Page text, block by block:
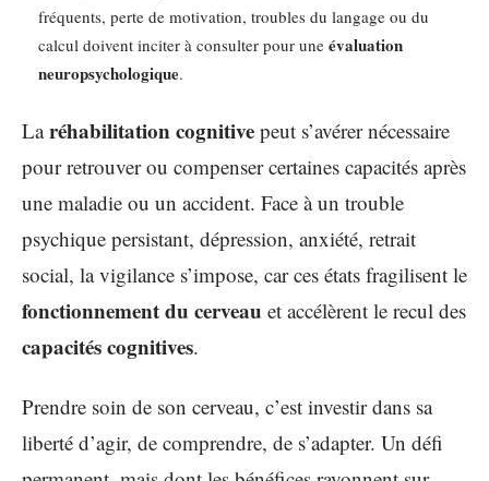
fréquents, perte de motivation, troubles du langage ou du
calcul doivent inciter à consulter pour une évaluation
neuropsychologique.
Laréhabilitation cognitive peut s’avérer nécessaire
pour retrouver ou compenser certaines capacités après
une maladie ou un accident. Face à un trouble
psychique persistant, dépression, anxiété, retrait
social, la vigilance s’impose, car ces états fragilisent le
fonctionnement du cerveau et accélèrent le recul des
capacités cognitives.
Prendre soin de son cerveau, c’est investir dans sa
liberté d’agir, de comprendre, de s’adapter. Un défi